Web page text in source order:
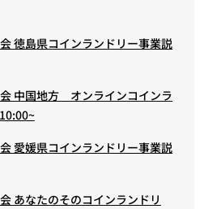
徳島県コインランドリー事業説
中国地方 オンラインコインラ
愛媛県コインランドリー事業説
あなたのそのコインランドリ